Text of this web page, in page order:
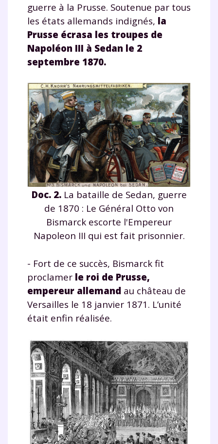
guerre à la Prusse. Soutenue par tous
les états allemands indignés, la
Prusse écrasa les troupes de
Napoléon III à Sedan le 2
septembre 1870.
Doc. 2.La bataille de Sedan, guerre
de 1870 : Le Général Otto von
Bismarck escorte l'Empereur
Napoleon III qui est fait prisonnier.
- Fort de ce succès, Bismarck fit
proclamer le roi de Prusse,
empereur allemand au château de
Versailles le 18 janvier 1871. L’unité
était enfin réalisée.